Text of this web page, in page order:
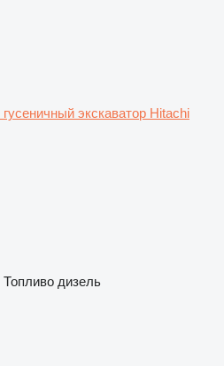
гусеничный экскаватор Hitachi
Топливо дизель